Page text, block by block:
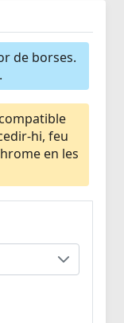
de borses.
.
hi, feu
en les